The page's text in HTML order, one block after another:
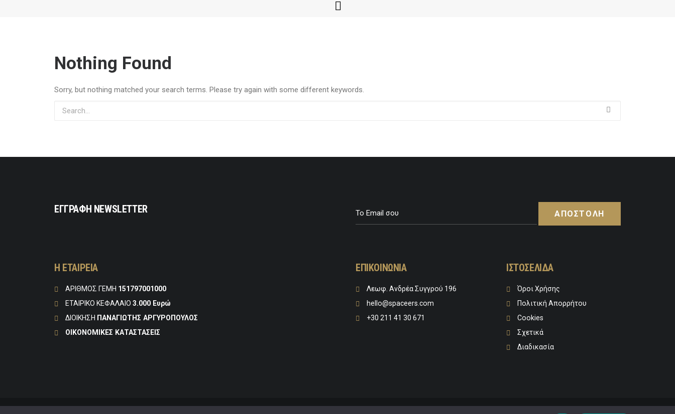
Nothing Found
Sorry, but nothing matched your search terms. Please try again with some different keywords.
ΕΓΓΡΑΦΗ NEWSLETTER
Η ΕΤΑΙΡEIΑ
ΑΡΙΘΜΟΣ ΓΕΜΗ 151797001000
ΕΤΑΙΡΙΚΟ ΚΕΦΑΛΑΙΟ 3.000 Ευρώ
ΔΙΟΙΚΗΣΗ ΠΑΝΑΓΙΩΤΗΣ ΑΡΓΥΡΟΠΟΥΛΟΣ
ΟΙΚΟΝΟΜΙΚΕΣ ΚΑΤΑΣΤΑΣΕΙΣ
ΕΠΙΚΟΙΝΩΝΙΑ
Λεωφ. Ανδρέα Συγγρού 196
hello@spaceers.com
+30 211 41 30 671
ΙΣΤΟΣΕΛΙΔΑ
Όροι Χρήσης
Πολιτική Απορρήτου
Cookies
Σχετικά
Διαδικασία